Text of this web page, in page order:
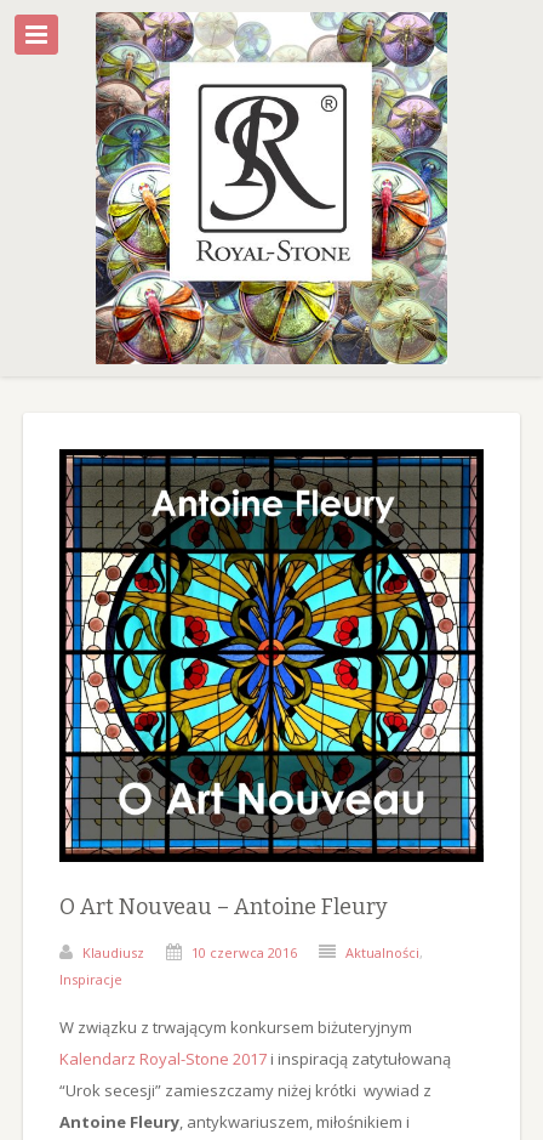
O Art Nouveau – Antoine Fleury
Klaudiusz 10 czerwca 2016 Aktualności,
Inspiracje
W związku z trwającym konkursem biżuteryjnym
Kalendarz Royal-Stone 2017i inspiracją zatytułowaną
“Urok secesji” zamieszczamy niżej krótki wywiad z
Antoine Fleury, antykwariuszem, miłośnikiem i